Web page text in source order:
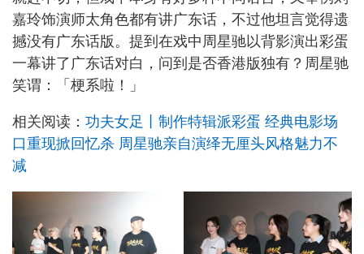
嘉玲饰演师太角色都有讲广东话，不过他坦言觉得遗
撼没有广东话版。提到在戏中周星驰以背影演出彩蛋
一幕讲了广东话对白，问到是否香港版独有？周星驰
笑谓：「梗系啦！」
相关阅读： 功夫女足丨制作特辑派彩蛋 经典电影场
口重现掀回忆杀 周星驰亲自演绎无厘头风格魅力不
减